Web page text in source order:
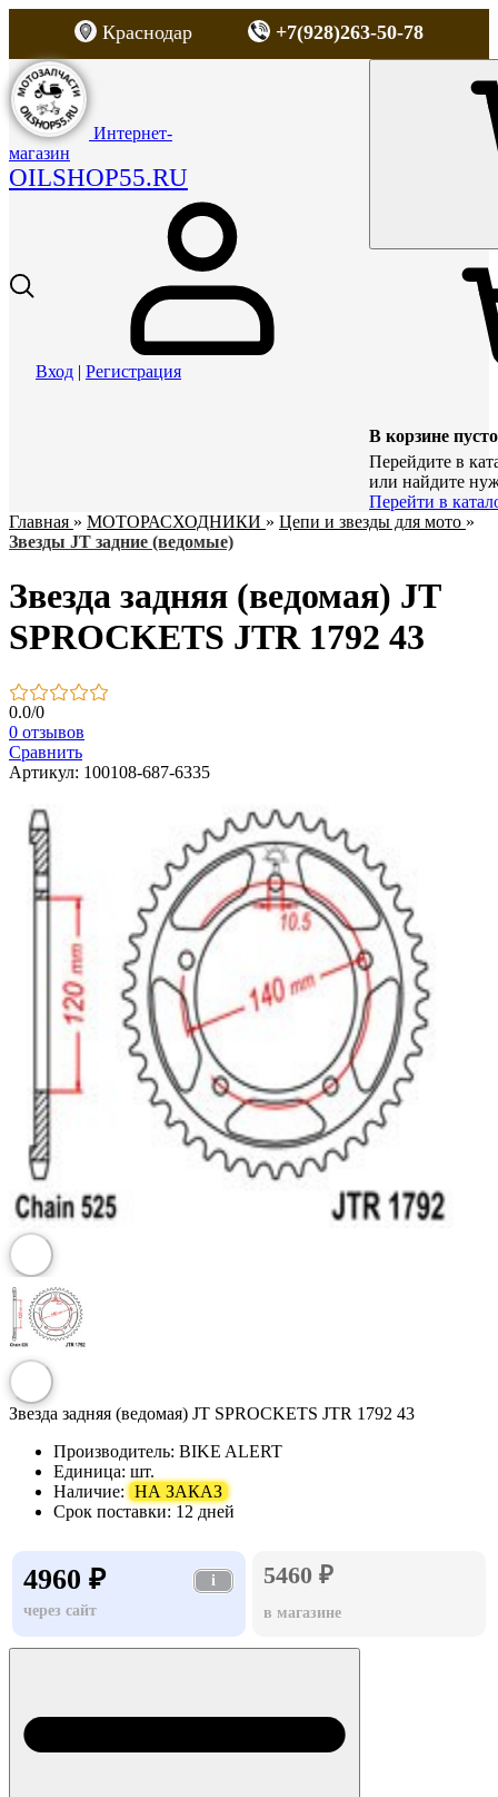
Краснодар +7(928)263-50-78
Интернет-
магазин
OILSHOP55.RU
Вход | Регистрация
В корзине пусто
Перейдите в
или найдите
Перейти в
Главная » МОТОРАСХОДНИКИ » Цепи и звезды для мото »
Звезды JT задние (ведомые)
Звезда задняя (ведомая) JT
SPROCKETS JTR 1792 43
0.0/0
0 отзывов
Сравнить
Артикул: 100108-687-6335
Звезда задняя (ведомая) JT SPROCKETS JTR 1792 43
Производитель: BIKE ALERT
Единица: шт.
Наличие: НА ЗАКАЗ
Срок поставки: 12 дней
4960 ₽
i
через сайт
5460 ₽
в магазине